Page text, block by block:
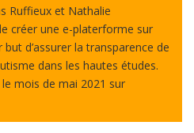
Ruffieux et Nathalie
créer une e-platerforme sur
but d’assurer la transparence de
dans les hautes études.
mois de mai 2021 sur